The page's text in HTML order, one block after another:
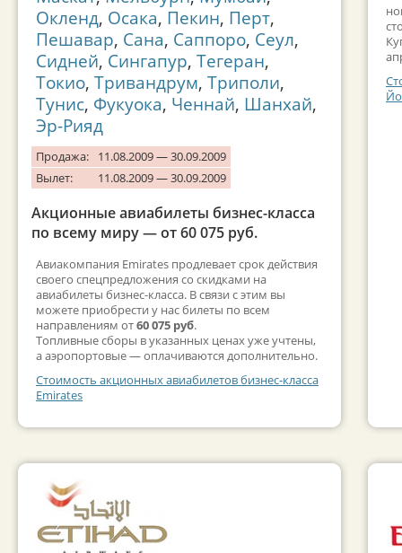
Окленд, Осака, Пекин, Перт,
Пешавар, Сана, Саппоро, Сеул,
Сидней, Сингапур, Тегеран,
Токио, Тривандрум, Триполи,
Тунис, Фукуока, Ченнай, Шанхай,
Эр-Рияд
Продажа:
11.08.2009 — 30.09.2009
Вылет:
11.08.2009 — 30.09.2009
Акционные авиабилеты бизнес-класса
по всему миру — от 60 075 руб.
Авиакомпания Emirates продлевает срок действия
своего спецпредложения со скидками на
авиабилеты бизнес-класса. В связи с этим вы
можете приобрести у нас билеты по всем
направлениям от60 075 руб.
Топливные сборы в указанных ценах уже учтены,
а аэропортовые — оплачиваются дополнительно.
Стоимость акционных авиабилетов бизнес-класса
Emirates